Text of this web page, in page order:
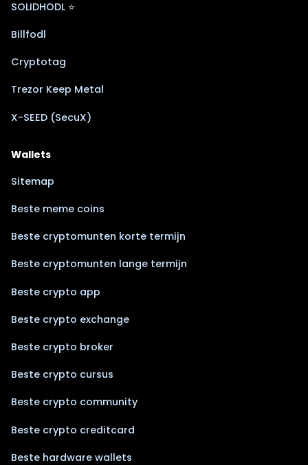
SOLIDHODL ⭐
Billfodl
Cryptotag
Trezor Keep Metal
X-SEED (SecuX)
Wallets
Sitemap
Beste meme coins
Beste cryptomunten korte termijn
Beste cryptomunten lange termijn
Beste crypto app
Beste crypto exchange
Beste crypto broker
Beste crypto cursus
Beste crypto community
Beste crypto creditcard
Beste hardware wallets